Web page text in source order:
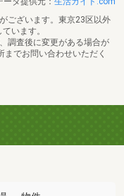
ございます。東京23区以外
います。
調査後に変更がある場合が
でお問い合わせいただく